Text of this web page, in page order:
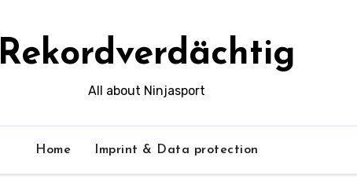
Rekordverdächtig
All about Ninjasport
Home Imprint & Data protection